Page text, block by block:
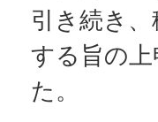
引き続き
する旨の
た。